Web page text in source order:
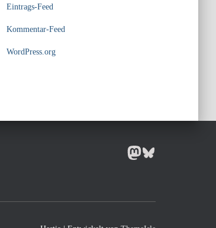
Eintrags-Feed
Kommentar-Feed
WordPress.org
MASTODON